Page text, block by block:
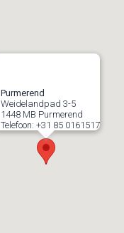
Purmerend
Weidelandpad 3-5
1448 MB Purmerend
Telefoon: +31 85 0161517